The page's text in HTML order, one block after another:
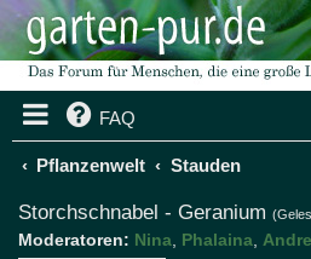
FAQ
Pflanzenwelt Stauden
Storchschnabel - Geranium
Moderatoren: Nina Phalaina